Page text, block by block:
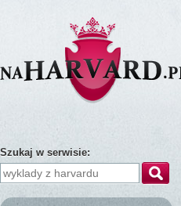
Szukaj w serwisie: